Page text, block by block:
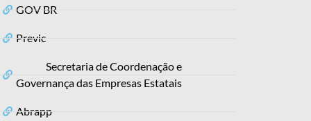
GOV BR
Previc
Secretaria de Coordenação e
Governança das Empresas Estatais
Abrapp